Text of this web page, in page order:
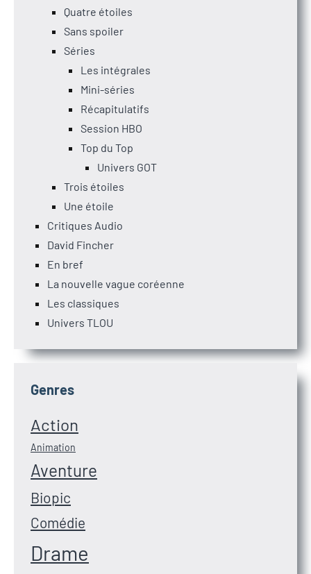
Quatre étoiles
Sans spoiler
Séries
Les intégrales
Mini-séries
Récapitulatifs
Session HBO
Top du Top
Univers GOT
Trois étoiles
Une étoile
Critiques Audio
David Fincher
En bref
La nouvelle vague coréenne
Les classiques
Univers TLOU
Genres
Action
Animation
Aventure
Biopic
Comédie
Drame